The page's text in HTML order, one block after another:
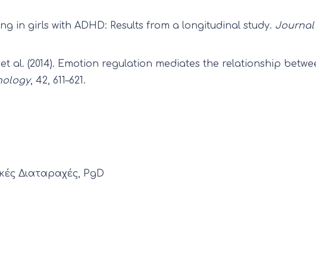
in girls with ADHD: Results from a longitudinal study. Journal
al. (2014). Emotion regulation mediates the relationship
, 42, 611–621.
Διαταραχές, PgD